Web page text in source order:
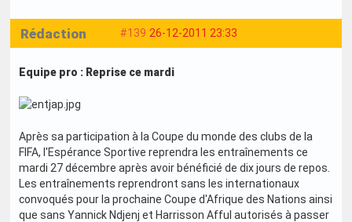
#139 26-12-2011 23:33
Rédaction
Equipe pro : Reprise ce mardi
Après sa participation à la Coupe du monde des clubs de la
FIFA, l'Espérance Sportive reprendra les entraînements ce
mardi 27 décembre après avoir bénéficié de dix jours de repos.
Les entraînements reprendront sans les internationaux
convoqués pour la prochaine Coupe d'Afrique des Nations ainsi
que sans Yannick Ndjenj et Harrisson Afful autorisés à passer